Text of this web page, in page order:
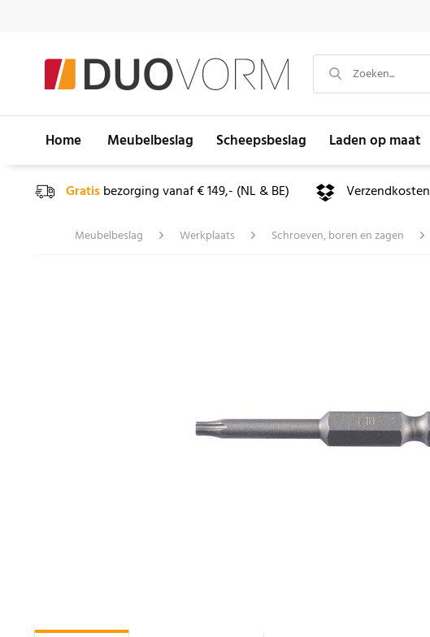
Home Meubelbeslag Scheepsbeslag Laden op maat
Gratisbezorging vanaf € 149,- (NL & BE) Verzendkosten
Meubelbeslag Werkplaats Schroeven, boren en zagen